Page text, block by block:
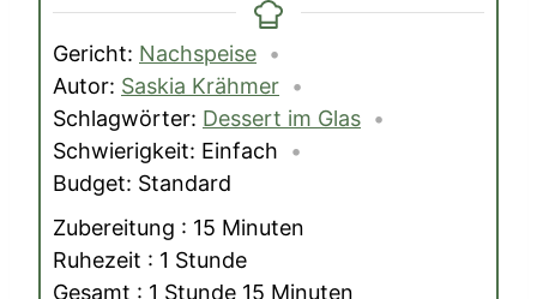
Gericht: Nachspeise
Autor: Saskia Krähmer
Schlagwörter: Dessert im Glas
Schwierigkeit: Einfach
Budget: Standard
Zubereitung : 15 Minuten
Minuten
Ruhezeit : 1 Stunde
Stunde
Gesamt : 1 Stunde
Stunde 15 Minuten
Minuten